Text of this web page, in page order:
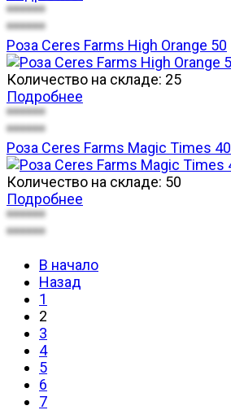
******
******
Роза Ceres Farms High Orange 50
Количество на складе: 25
Подробнее
******
******
Роза Ceres Farms Magic Times 40
Количество на складе: 50
Подробнее
******
******
В начало
Назад
1
2
3
4
5
6
7